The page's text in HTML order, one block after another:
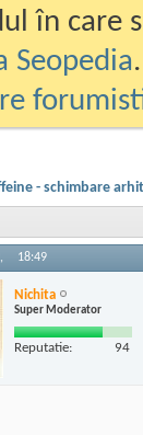
în care
Seopedia
- schimbare
18:49
Nichita
Super Moderator
Reputatie: 94